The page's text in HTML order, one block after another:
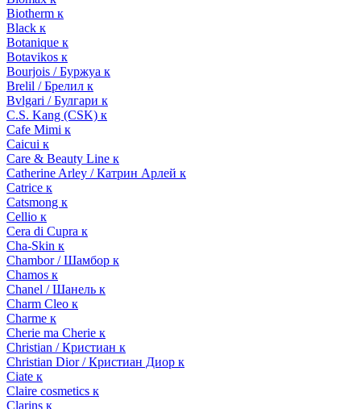
Biotherm к
Black к
Botanique к
Botavikos к
Bourjois / Буржуа к
Brelil / Брелил к
Bvlgari / Булгари к
C.S. Kang (CSK) к
Cafe Mimi к
Caicui к
Care & Beauty Line к
Catherine Arley / Катрин Арлей к
Catrice к
Catsmong к
Cellio к
Cera di Cupra к
Cha-Skin к
Chambor / Шамбор к
Chamos к
Chanel / Шанель к
Charm Cleo к
Charme к
Cherie ma Cherie к
Christian / Кристиан к
Christian Dior / Кристиан Диор к
Ciate к
Claire cosmetics к
Clarins к